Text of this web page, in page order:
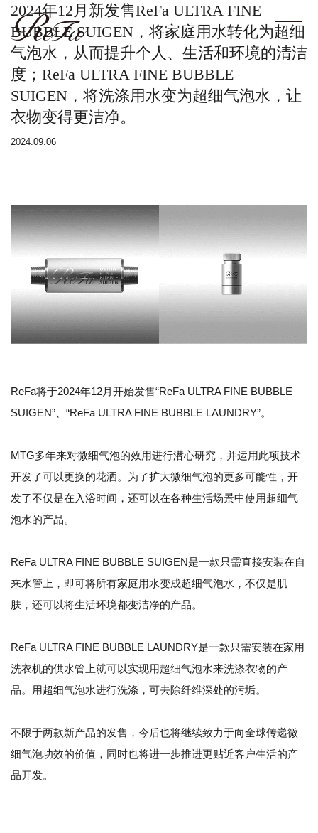
2024年12月新发售ReFa ULTRA FINE
BUBBLE SUIGEN， 将家庭用水转化为超细
气泡水，从而提升个人、生活和环境的清洁
度；ReFa ULTRA FINE BUBBLE
SUIGEN， 将洗涤用水变为超细气泡水，让
衣物变得更洁净。
2024.09.06
ReFa将于2024年12月开始发售“ReFa ULTRA FINE BUBBLE
SUIGEN”、“ReFa ULTRA FINE BUBBLE LAUNDRY”。
MTG多年来对微细气泡的效用进行潜心研究，并运用此项技术
开发了可以更换的花洒。为了扩大微细气泡的更多可能性，开
发了不仅是在入浴时间，还可以在各种生活场景中使用超细气
泡水的产品。
ReFa ULTRA FINE BUBBLE SUIGEN是一款只需直接安装在自
来水管上，即可将所有家庭用水变成超细气泡水，不仅是肌
肤，还可以将生活环境都变洁净的产品。
ReFa ULTRA FINE BUBBLE LAUNDRY是一款只需安装在家用
洗衣机的供水管上就可以实现用超细气泡水来洗涤衣物的产
品。用超细气泡水进行洗涤，可去除纤维深处的污垢。
不限于两款新产品的发售，今后也将继续致力于向全球传递微
细气泡功效的价值，同时也将进一步推进更贴近客户生活的产
品开发。